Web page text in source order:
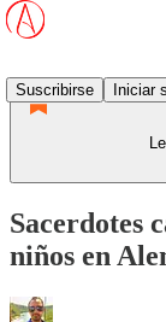
Suscribirse
Iniciar
Sacerdotes
niños en